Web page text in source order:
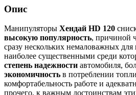
Опис
Манипуляторы Хендай HD 120
высокую популярность, причиной
сразу нескольких немаловажных для
наиболее существенными среди
степень надежности автомобиля,
экономичность в потреблении
комфортабельность работе и
прочего, к важным достоинствам